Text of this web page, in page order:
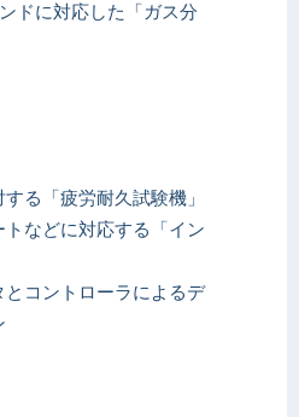
ドに対応した「ガス分
る「疲労耐久試験機」
などに対応する「イン
コントローラによるデ